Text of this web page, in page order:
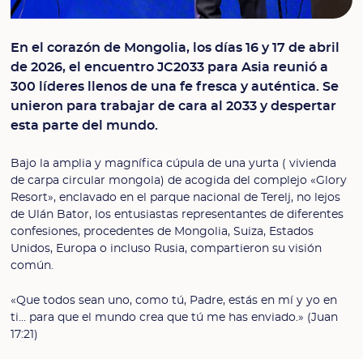
En el corazón de Mongolia, los días 16 y 17 de abril
de 2026, el encuentro JC2033 para Asia reunió a
300 líderes llenos de una fe fresca y auténtica. Se
unieron para trabajar de cara al 2033 y despertar
esta parte del mundo.
Bajo la amplia y magnífica cúpula de una yurta ( vivienda
de carpa circular mongola) de acogida del complejo «Glory
Resort», enclavado en el parque nacional de Terelj, no lejos
de Ulán Bator, los entusiastas representantes de diferentes
confesiones, procedentes de Mongolia, Suiza, Estados
Unidos, Europa o incluso Rusia, compartieron su visión
común.
«Que todos sean uno, como tú, Padre, estás en mí y yo en
ti… para que el mundo crea que tú me has enviado.» (Juan
17:21)